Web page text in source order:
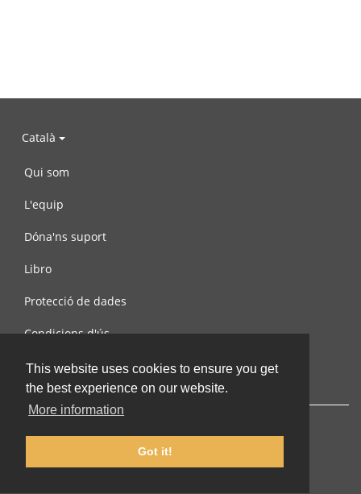
This website uses cookies to ensure you get
the best experience on our website.
More information
Got it!
Català
Qui som
L'equip
Dóna'ns suport
Libro
Protecció de dades
Condicions d'ús
Contacta amb nosaltres
© 2002-2026 lernu.net |Impressum